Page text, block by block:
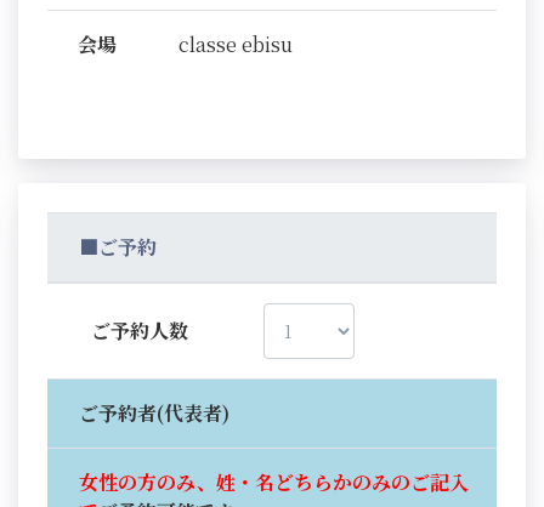
会場 classe ebisu
■ご予約
ご予約人数
ご予約者(代表者)
女性の方のみ、姓・名どちらかのみのご記入